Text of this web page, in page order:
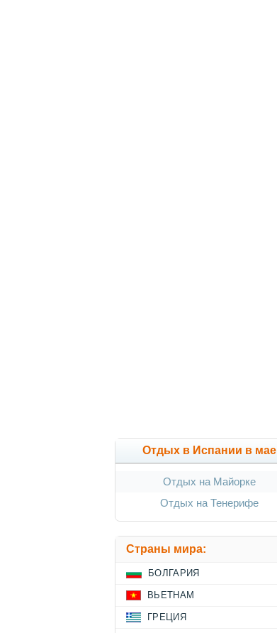
Отдых в Испании в мае
Отдых на Майорке
Отдых на Тенерифе
Страны мира:
БОЛГАРИЯ
ВЬЕТНАМ
ГРЕЦИЯ